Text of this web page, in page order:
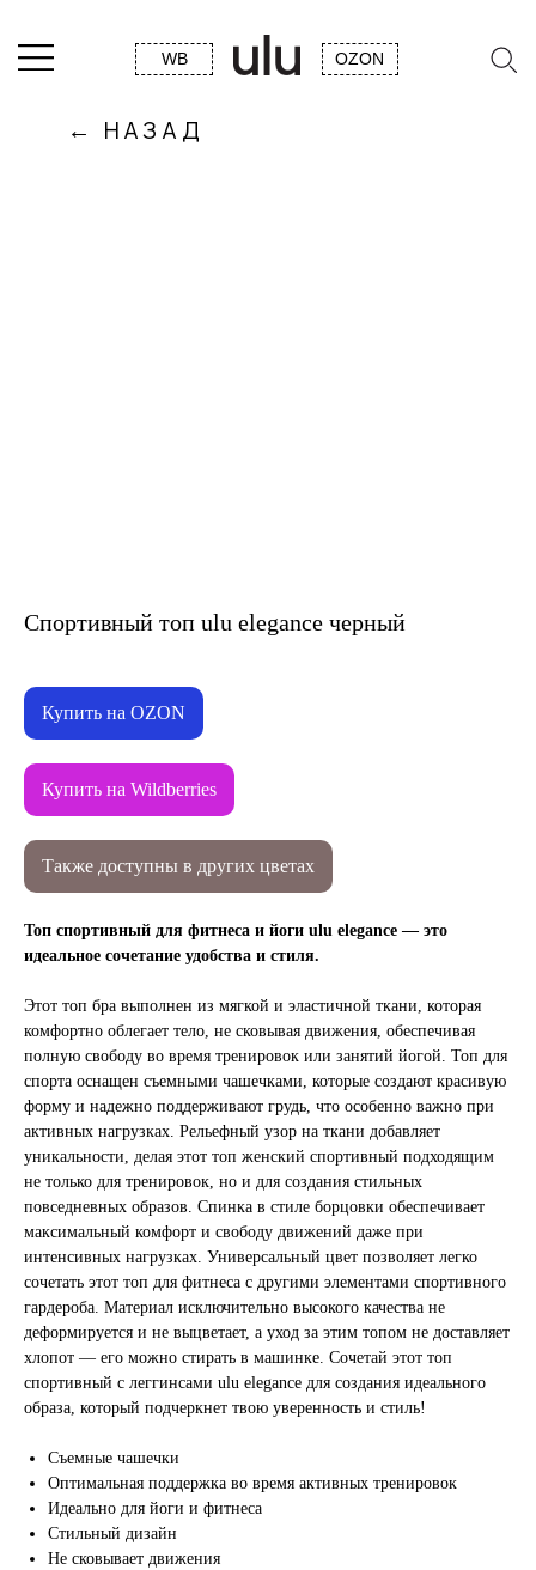
Спортивный топ ulu elegance черный
Купить на OZON
Купить на Wildberries
Также доступны в других цветах
Топ спортивный для фитнеса и йоги ulu elegance — это
идеальное сочетание удобства и стиля.
Этот топ бра выполнен из мягкой и эластичной ткани, которая
комфортно облегает тело, не сковывая движения, обеспечивая
полную свободу во время тренировок или занятий йогой. Топ для
спорта оснащен съемными чашечками, которые создают красивую
форму и надежно поддерживают грудь, что особенно важно при
активных нагрузках. Рельефный узор на ткани добавляет
уникальности, делая этот топ женский спортивный подходящим
не только для тренировок, но и для создания стильных
повседневных образов. Спинка в стиле борцовки обеспечивает
максимальный комфорт и свободу движений даже при
интенсивных нагрузках. Универсальный цвет позволяет легко
сочетать этот топ для фитнеса с другими элементами спортивного
гардероба. Материал исключительно высокого качества не
деформируется и не выцветает, а уход за этим топом не доставляет
хлопот — его можно стирать в машинке. Сочетай этот топ
спортивный с леггинсами ulu elegance для создания идеального
образа, который подчеркнет твою уверенность и стиль!
Съемные чашечки
Оптимальная поддержка во время активных тренировок
Идеально для йоги и фитнеса
Стильный дизайн
Не сковывает движения
КАТАЛОГ
О БРЕНДЕ
ОТЗЫВЫ
КОНТАКТЫ
СТАТЬИ